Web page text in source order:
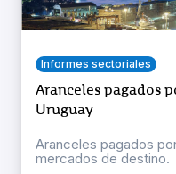
Informes sectoriales
Aranceles pagados
Uruguay
Aranceles pagados
mercados de destino.